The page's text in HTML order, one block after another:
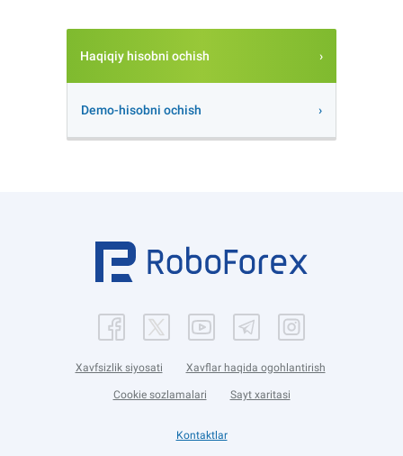
Haqiqiy hisobni ochish
Demo-hisobni ochish
Xavfsizlik siyosati Xavflar haqida ogohlantirish
Cookie sozlamalari Sayt xaritasi
Kontaktlar